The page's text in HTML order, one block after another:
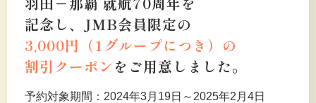
記念し、JMB会員限定の
3,000円（1グループにつき）の
割引クーポン をご用意しました。
予約対象期間：2024年3月19日～2025年2月4日